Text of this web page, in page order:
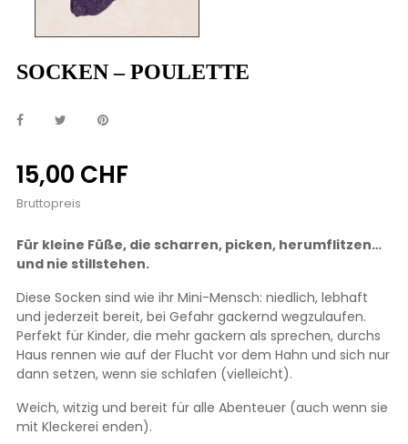
SOCKEN – POULETTE
15,00 CHF
Bruttopreis
Für kleine Füße, die scharren, picken, herumflitzen…
und nie stillstehen.
Diese Socken sind wie ihr Mini-Mensch: niedlich, lebhaft
und jederzeit bereit, bei Gefahr gackernd wegzulaufen.
Perfekt für Kinder, die mehr gackern als sprechen, durchs
Haus rennen wie auf der Flucht vor dem Hahn und sich nur
dann setzen, wenn sie schlafen (vielleicht).
Weich, witzig und bereit für alle Abenteuer (auch wenn sie
mit Kleckerei enden).